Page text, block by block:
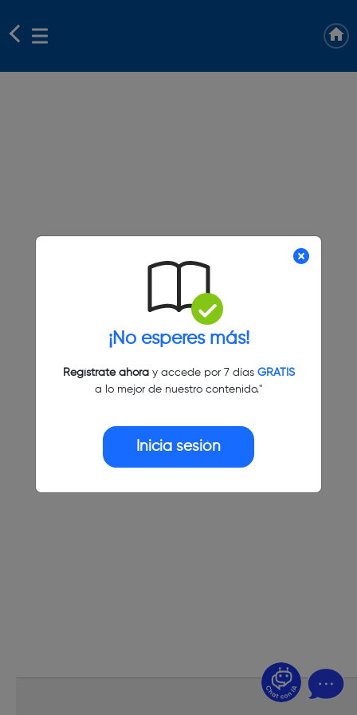
¡No esperes más!
Regístrate ahoray accede por 7 días GRATIS
a lo mejor de nuestro contenido."
Inicia sesión